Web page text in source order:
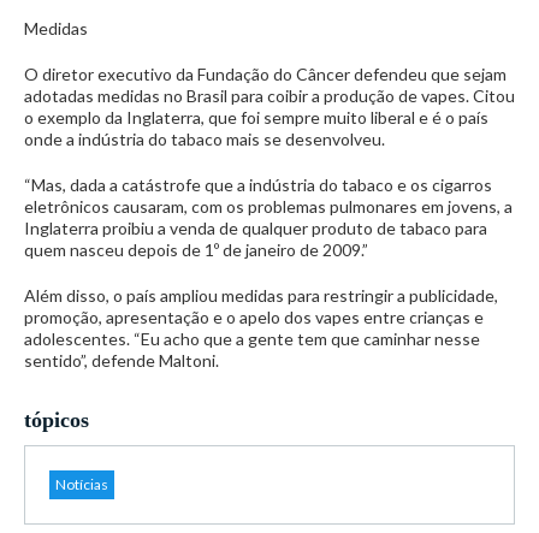
Medidas
O diretor executivo da Fundação do Câncer defendeu que sejam
adotadas medidas no Brasil para coibir a produção de vapes. Citou
o exemplo da Inglaterra, que foi sempre muito liberal e é o país
onde a indústria do tabaco mais se desenvolveu.
“Mas, dada a catástrofe que a indústria do tabaco e os cigarros
eletrônicos causaram, com os problemas pulmonares em jovens, a
Inglaterra proibiu a venda de qualquer produto de tabaco para
quem nasceu depois de 1º de janeiro de 2009.”
Além disso, o país ampliou medidas para restringir a publicidade,
promoção, apresentação e o apelo dos vapes entre crianças e
adolescentes. “Eu acho que a gente tem que caminhar nesse
sentido”, defende Maltoni.
tópicos
Notícias